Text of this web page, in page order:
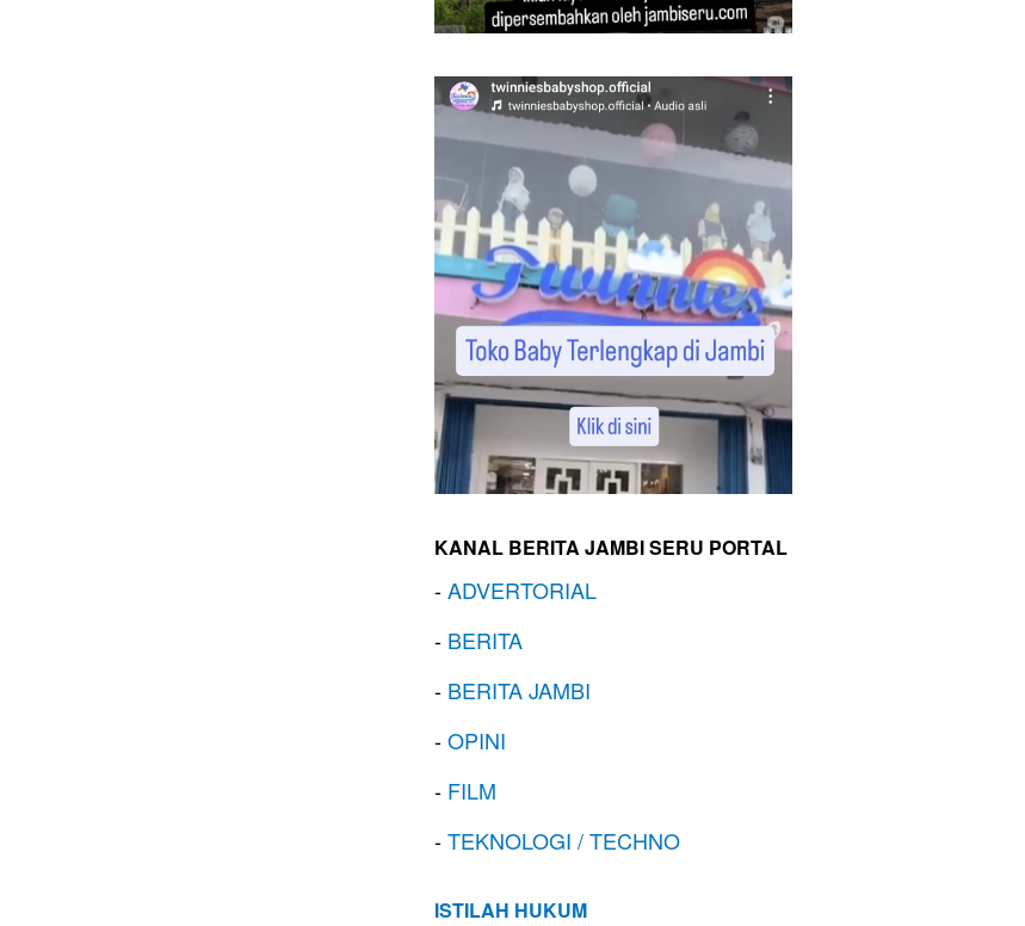
KANAL BERITA JAMBI SERU PORTAL
-ADVERTORIAL
- BERITA
- BERITA JAMBI
-OPINI
- FILM
-TEKNOLOGI / TECHNO
ISTILAH HUKUM